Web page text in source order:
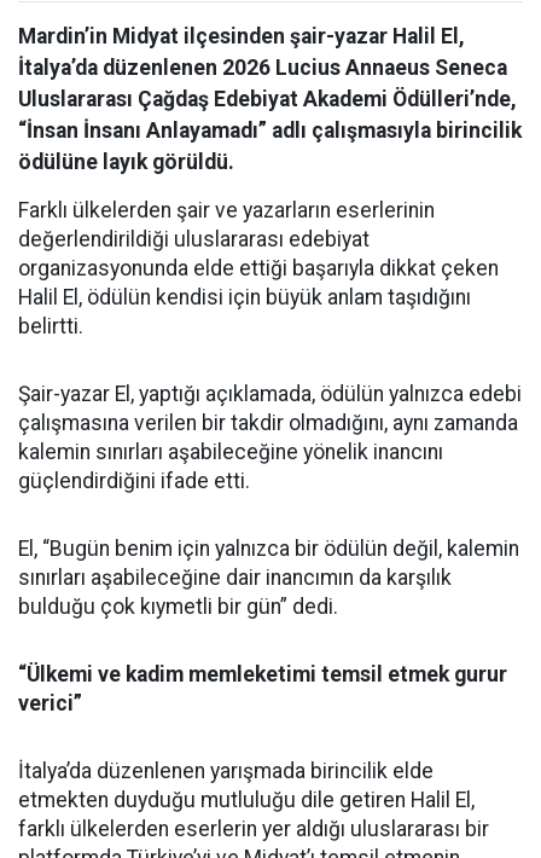
Mardin’in Midyat ilçesinden şair-yazar Halil El,
İtalya’da düzenlenen 2026 Lucius Annaeus Seneca
Uluslararası Çağdaş Edebiyat Akademi Ödülleri’nde,
“İnsan İnsanı Anlayamadı” adlı çalışmasıyla birincilik
ödülüne layık görüldü.
Farklı ülkelerden şair ve yazarların eserlerinin
değerlendirildiği uluslararası edebiyat
organizasyonunda elde ettiği başarıyla dikkat çeken
Halil El, ödülün kendisi için büyük anlam taşıdığını
belirtti.
Şair-yazar El, yaptığı açıklamada, ödülün yalnızca edebi
çalışmasına verilen bir takdir olmadığını, aynı zamanda
kalemin sınırları aşabileceğine yönelik inancını
güçlendirdiğini ifade etti.
El, “Bugün benim için yalnızca bir ödülün değil, kalemin
sınırları aşabileceğine dair inancımın da karşılık
bulduğu çok kıymetli bir gün” dedi.
“Ülkemi ve kadim memleketimi temsil etmek gurur
verici”
İtalya’da düzenlenen yarışmada birincilik elde
etmekten duyduğu mutluluğu dile getiren Halil El,
farklı ülkelerden eserlerin yer aldığı uluslararası bir